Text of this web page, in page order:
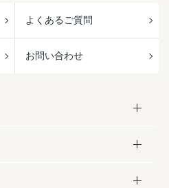
よくあるご質問
お問い合わせ